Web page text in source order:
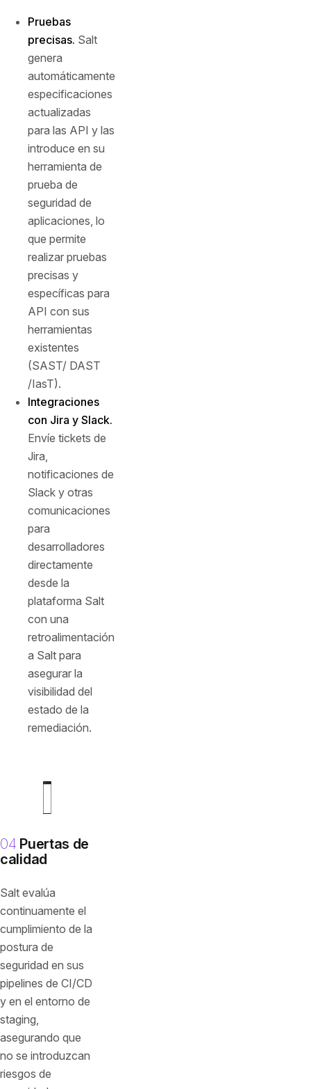
Pruebas
precisas. Salt
genera
automáticamente
especificaciones
actualizadas
para las API y las
introduce en su
herramienta de
prueba de
seguridad de
aplicaciones, lo
que permite
realizar pruebas
precisas y
específicas para
API con sus
herramientas
existentes
(SAST/ DAST
/IasT).
Integraciones
con Jira y Slack.
Envíe tickets de
Jira,
notificaciones de
Slack y otras
comunicaciones
para
desarrolladores
directamente
desde la
plataforma Salt
con una
retroalimentación
a Salt para
asegurar la
visibilidad del
estado de la
remediación.
04 Puertas de
calidad
Salt evalúa
continuamente el
cumplimiento de la
postura de
seguridad en sus
pipelines de CI/CD
y en el entorno de
staging,
asegurando que
no se introduzcan
riesgos de